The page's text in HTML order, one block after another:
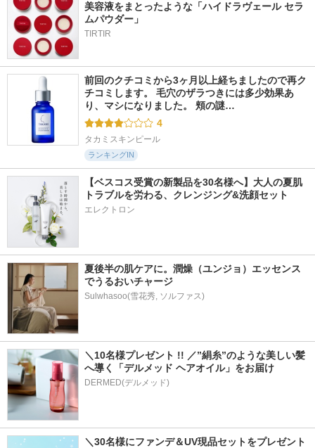
美容液をまとったような「ハイドラヴェール セラ
ムパウダー」
TIRTIR
前回のクチコミから3ヶ月以上経ちましたので再ク
チコミします。 毛穴のザラつきには多少効果あ
り、マシになりました。 頬の謎…
4
タカミスキンピール
ランキングIN
【ベスコス受賞の新製品を30名様へ】大人の夏肌
トラブルを労わる、クレンジング&洗顔セット
エレクトロン
夏後半の肌ケアに。潤燥（ユンジョ）エッセンス
でうるおいチャージ
Sulwhasoo(雪花秀, ソルファス)
＼10名様プレゼント !! ／”絹糸”のような美しい髪
へ導く「デルメッド ヘアオイル」をお届け
DERMED(デルメッド)
＼30名様にファンデ＆UV現品セットをプレゼント